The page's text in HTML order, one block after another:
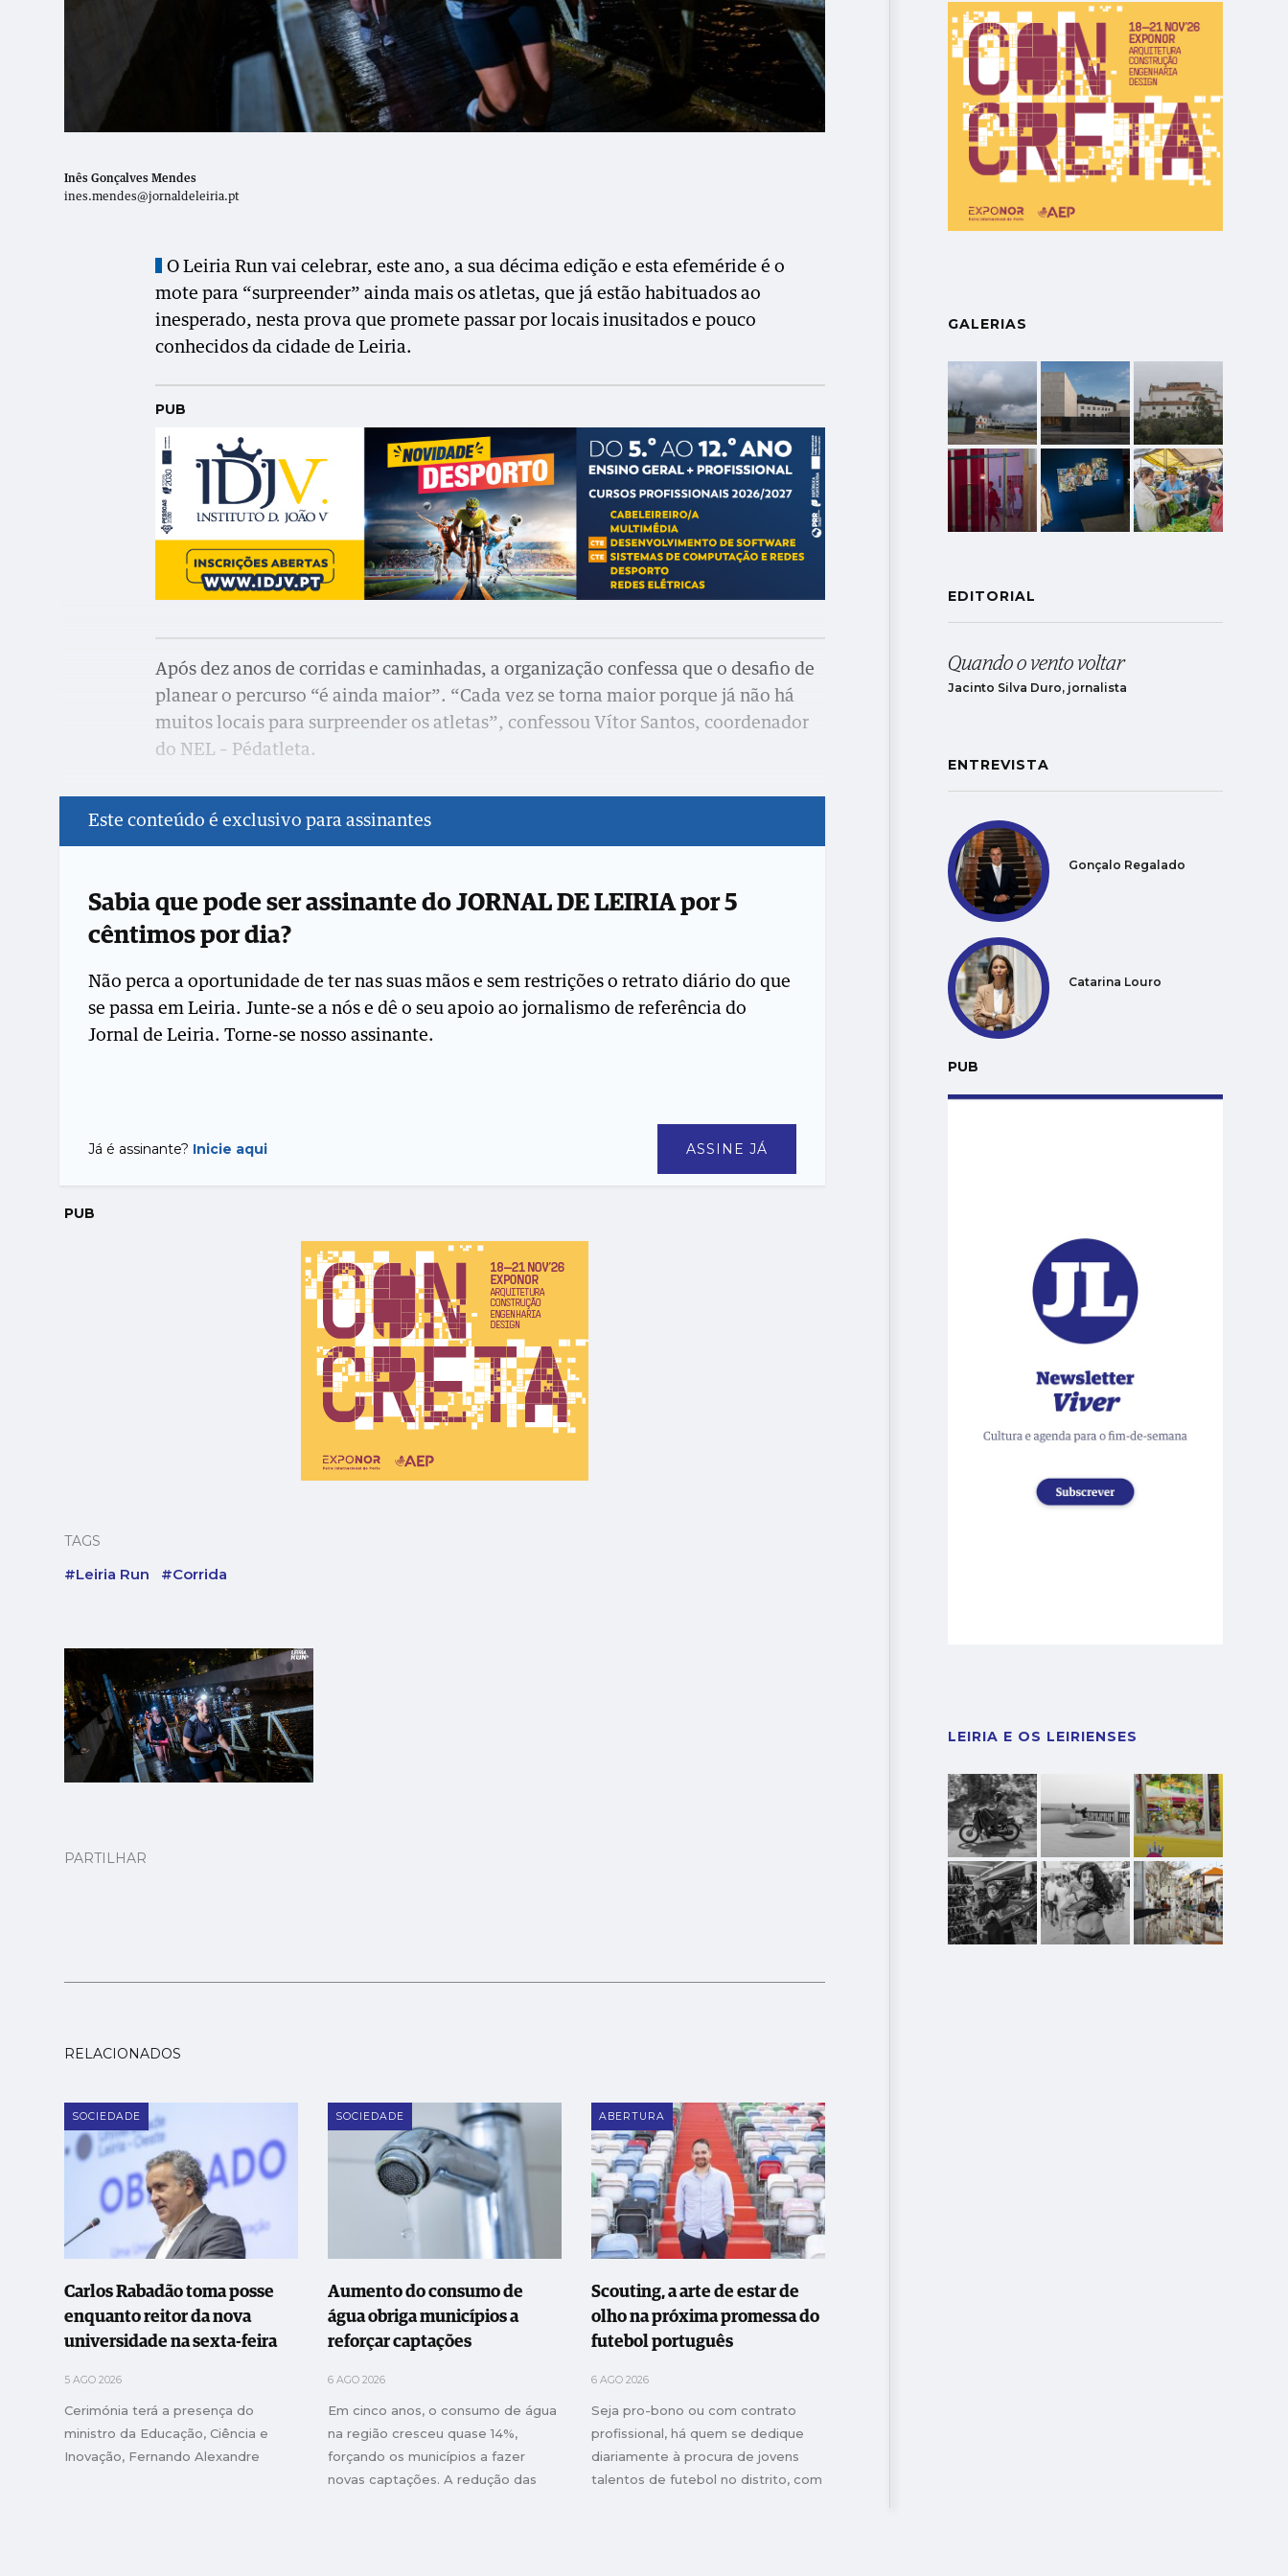
Inês Gonçalves Mendes
ines.mendes@jornaldeleiria.pt
O Leiria Run vai celebrar, este ano, a sua décima edição e esta efeméride é o
mote para “surpreender” ainda mais os atletas, que já estão habituados ao
inesperado, nesta prova que promete passar por locais inusitados e pouco
conhecidos da cidade de Leiria.
PUB
Após dez anos de corridas e caminhadas, a organização confessa que o desafio de
planear o percurso “é ainda maior”. “Cada vez se torna maior porque já não há
muitos locais para surpreender os atletas”, confessou Vítor Santos, coordenador
do NEL – Pédatleta.
Este conteúdo é exclusivo para assinantes
Sabia que pode ser assinante do JORNAL DE LEIRIA por 5
cêntimos por dia?
Não perca a oportunidade de ter nas suas mãos e sem restrições o retrato diário do que
se passa em Leiria. Junte-se a nós e dê o seu apoio ao jornalismo de referência do
Jornal de Leiria. Torne-se nosso assinante.
Já é assinante? Inicie aqui ASSINE JÁ
PUB
TAGS
#Leiria Run #Corrida
PARTILHAR
RELACIONADOS
SOCIEDADE
Carlos Rabadão toma posse
enquanto reitor da nova
universidade na sexta-feira
5 AGO 2026
Cerimónia terá a presença do
ministro da Educação, Ciência e
Inovação, Fernando Alexandre
SOCIEDADE
Aumento do consumo de
água obriga municípios a
reforçar captações
6 AGO 2026
Em cinco anos, o consumo de água
na região cresceu quase 14%,
forçando os municípios a fazer
novas captações. A redução das
ABERTURA
Scouting, a arte de estar de
olho na próxima promessa do
futebol português
6 AGO 2026
Seja pro-bono ou com contrato
profissional, há quem se dedique
diariamente à procura de jovens
talentos de futebol no distrito, com
GALERIAS
EDITORIAL
Quando o vento voltar
Jacinto Silva Duro, jornalista
ENTREVISTA
Gonçalo Regalado
Catarina Louro
PUB
LEIRIA E OS LEIRIENSES